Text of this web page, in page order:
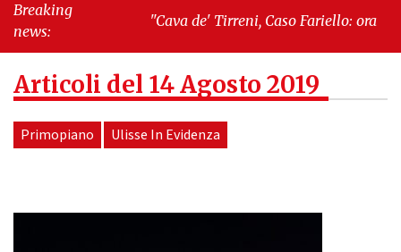
Breaking
news:
"Cava de' Tirreni, Caso Fariello: ora torniamo
Articoli del 14 Agosto 2019
Primopiano Ulisse In Evidenza